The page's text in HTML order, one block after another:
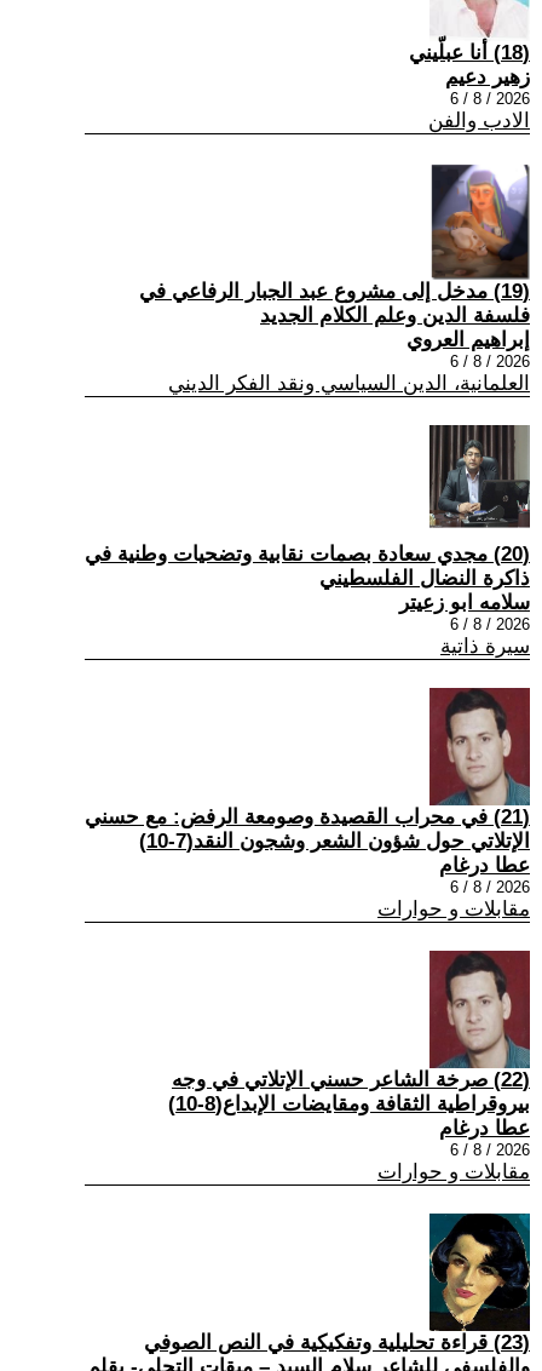
(18) أنا عبلّيني
زهير دعيم
2026 / 8 / 6
الادب والفن
(19) مدخل إلى مشروع عبد الجبار الرفاعي في
فلسفة الدين وعلم الكلام الجديد
إبراهيم العروي
2026 / 8 / 6
العلمانية، الدين السياسي ونقد الفكر الديني
(20) مجدي سعادة بصمات نقابية وتضحيات وطنية في
ذاكرة النضال الفلسطيني
سلامه ابو زعيتر
2026 / 8 / 6
سيرة ذاتية
(21) في محراب القصيدة وصومعة الرفض: مع حسني
الإتلاتي حول شؤون الشعر وشجون النقد(7-10)
عطا درغام
2026 / 8 / 6
مقابلات و حوارات
(22) صرخة الشاعر حسني الإتلاتي في وجه
بيروقراطية الثقافة ومقايضات الإبداع(8-10)
عطا درغام
2026 / 8 / 6
مقابلات و حوارات
(23) قراءة تحليلية وتفكيكية في النص الصوفي